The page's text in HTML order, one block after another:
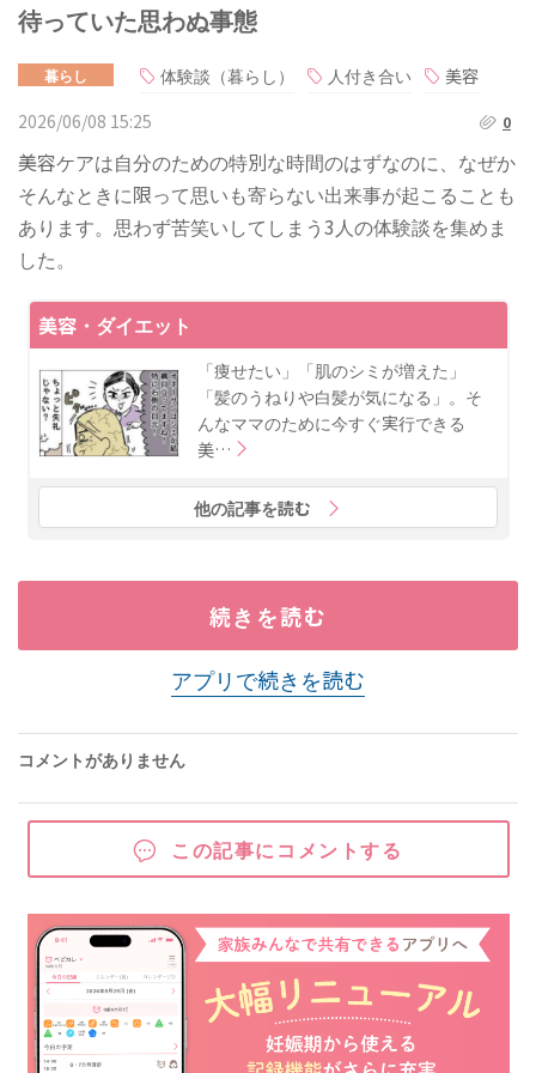
待っていた思わぬ事態
暮らし 体験談（暮らし） 人付き合い
美容
2026/06/08 15:25
0
美容ケアは自分のための特別な時間のはずなのに、なぜか
そんなときに限って思いも寄らない出来事が起こることも
あります。思わず苦笑いしてしまう3人の体験談を集めま
した。
美容・ダイエット
「痩せたい」「肌のシミが増えた」
「髪のうねりや白髪が気になる」。そ
んなママのために今すぐ実行できる
美…
他の記事を読む
続きを読む
アプリで続きを読む
コメントがありません
この記事にコメントする